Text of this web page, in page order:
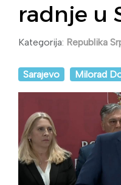
radnje u
Kategorija: Republika
Sarajevo Milorad